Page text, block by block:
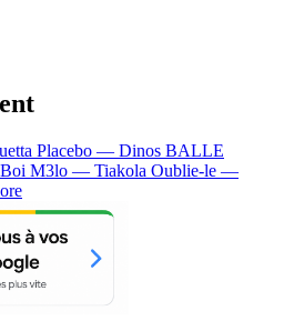
Placebo — Dinos BALLE
M3lo — Tiakola Oublie-le —